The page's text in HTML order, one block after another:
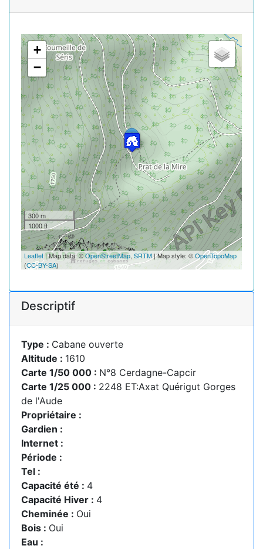
+
−
300 m
1000 ft
Leaflet| Map data: ©OpenStreetMap, SRTM| Map style: ©OpenTopoMap
(CC-BY-SA)
Descriptif
Type : Cabane ouverte
Altitude : 1610
Carte 1/50 000 : N°8 Cerdagne-Capcir
Carte 1/25 000 : 2248 ET:Axat Quérigut Gorges
de l'Aude
Propriétaire :
Gardien :
Internet :
Période :
Tel :
Capacité été : 4
Capacité Hiver : 4
Cheminée : Oui
Bois : Oui
Eau :